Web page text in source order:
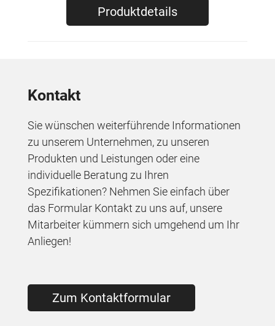
Produktdetails
Kontakt
Sie wünschen weiterführende Informationen
zu unserem Unternehmen, zu unseren
Produkten und Leistungen oder eine
individuelle Beratung zu Ihren
Spezifikationen? Nehmen Sie einfach über
das Formular Kontakt zu uns auf, unsere
Mitarbeiter kümmern sich umgehend um Ihr
Anliegen!
Zum Kontaktformular